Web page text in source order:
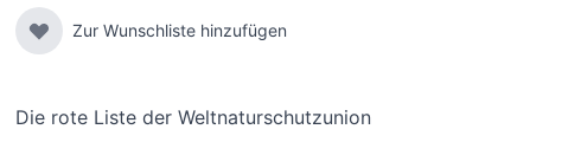
Zur Wunschliste hinzufügen
Die rote Liste der Weltnaturschutzunion